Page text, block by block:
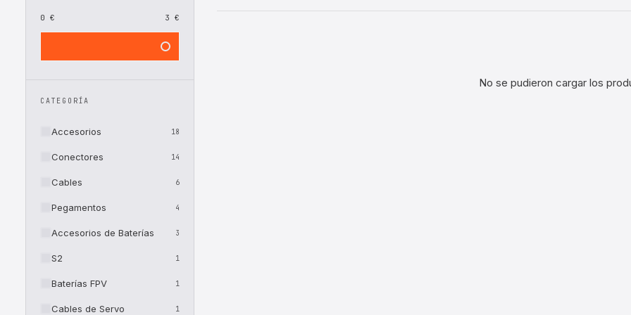
0 € 3 €
CATEGORÍA
Accesorios 18
Conectores 14
Cables 6
Pegamentos 4
Accesorios de Baterías 3
S2 1
Baterías FPV 1
Cables de Servo 1
No se pudieron cargar los